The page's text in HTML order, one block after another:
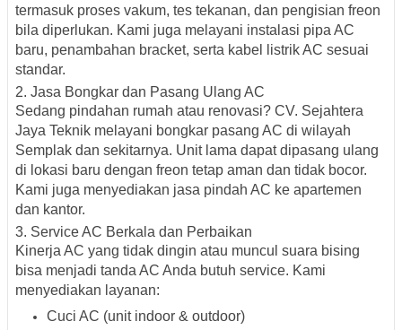
termasuk proses vakum, tes tekanan, dan pengisian freon
bila diperlukan. Kami juga melayani instalasi pipa AC
baru, penambahan bracket, serta kabel listrik AC sesuai
standar.
2. Jasa Bongkar dan Pasang Ulang AC
Sedang pindahan rumah atau renovasi? CV. Sejahtera
Jaya Teknik melayani bongkar pasang AC di wilayah
Semplak dan sekitarnya. Unit lama dapat dipasang ulang
di lokasi baru dengan freon tetap aman dan tidak bocor.
Kami juga menyediakan jasa pindah AC ke apartemen
dan kantor.
3. Service AC Berkala dan Perbaikan
Kinerja AC yang tidak dingin atau muncul suara bising
bisa menjadi tanda AC Anda butuh service. Kami
menyediakan layanan:
Cuci AC (unit indoor & outdoor)